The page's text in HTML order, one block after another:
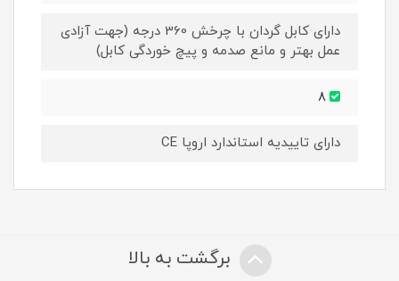
دارای کابل گردان با چرخش 360 درجه (جهت آزادی
عمل بهتر و مانع صدمه و پیچ خوردگی کابل)
دارای تاییدیه استاندارد اروپا CE
برگشت به بالا